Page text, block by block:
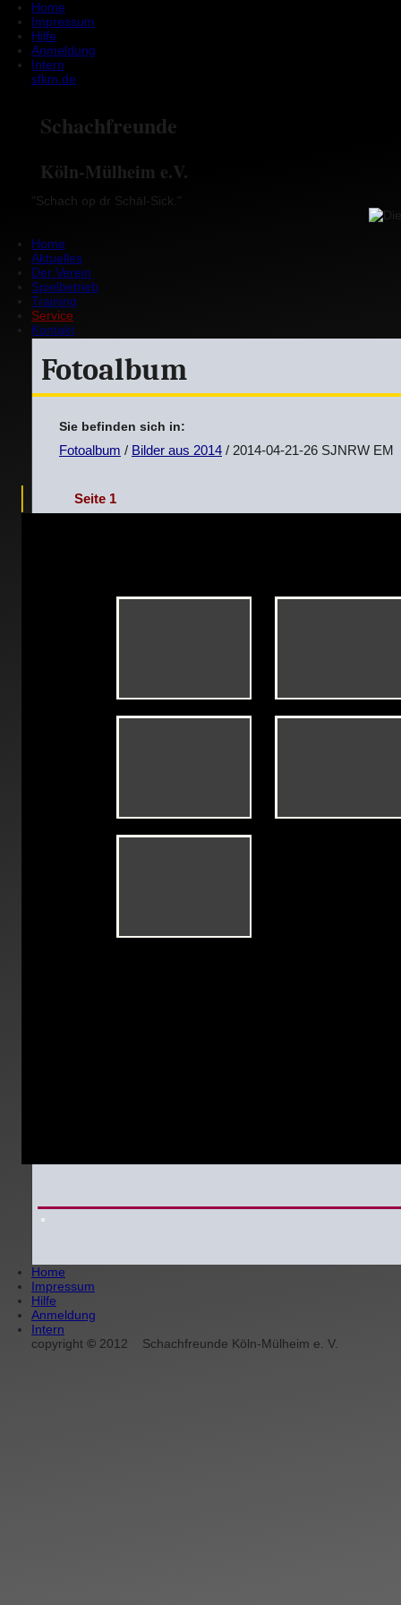
Home
Impressum
Hilfe
Anmeldung
Intern
sfkm.de
Schachfreunde
Köln-Mülheim e.V.
"Schach op dr Schäl-Sick."
Home
Aktuelles
Der Verein
Spielbetrieb
Training
Service
Kontakt
Fotoalbum
Sie befinden sich in:
Fotoalbum / Bilder aus 2014 / 2014-04-21-26 SJNRW EM
Seite 1
Home
Impressum
Hilfe
Anmeldung
Intern
copyright © 2012 Schachfreunde Köln-Mülheim e. V.